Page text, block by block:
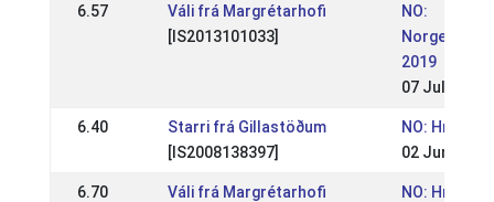
6.57
Váli frá Margrétarhofi
[IS2013101033]
NO:
2019
07 Jul 2019
6.40
Starri frá Gillastöðum
[IS2008138397]
NO:
02 Jun 2019
6.70
Váli frá Margrétarhofi
NO: